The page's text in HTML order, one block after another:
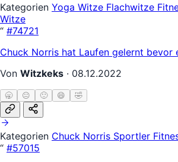
Kategorien Yoga Witze Flachwitze
Witze
“ #74721
Chuck Norris hat Laufen gelernt bevor
Von Witzkeks · 08.12.2022
🥱 😐 🙂 😄 🤣
Kategorien Chuck Norris Sportler
“ #57015